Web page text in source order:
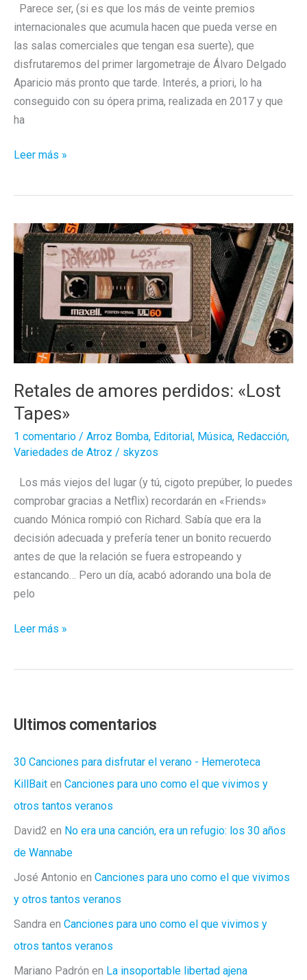
Parece ser, (si es que los más de veinte premios
internacionales que acumula hacen que pueda verse en
las salas comerciales que tengan esa suerte), que
disfrutaremos del primer largometraje de Álvaro Delgado
Aparicio más pronto que tarde. Interés, a priori, lo ha
conseguido con su ópera prima, realizada en 2017 y que
ha
«Retablo»
Aparicio
Leer más »
Retales de amores perdidos: «Lost
Tapes»
1 comentario / Arroz Bomba, Editorial, Música, Redacción,
Variedades de Atroz / skyzos
Los más viejos del lugar (y tú, cigoto prepúber, lo puedes
comprobar gracias a Netflix) recordarán en «Friends»
cuando Mónica rompió con Richard. Sabía que era la
decisión adecuada y prefería tener un bonito recuerdo
antes de que la relación se fuera estropeando y
estancando… Pero un día, acabó adorando una bola de
pelo
Retales
Tapes»
Leer más »
Ultimos comentarios
30 Canciones para disfrutar el verano - Hemeroteca
KillBait en Canciones para uno como el que vivimos y
otros tantos veranos
David2 en No era una canción, era un refugio: los 30 años
de Wannabe
José Antonio en Canciones para uno como el que vivimos
y otros tantos veranos
Sandra en Canciones para uno como el que vivimos y
otros tantos veranos
Mariano Padrón en La insoportable libertad ajena